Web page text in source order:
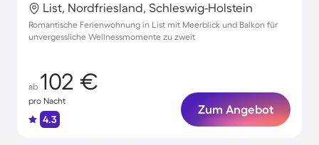
List, Nordfriesland, Schleswig-Holstein
Romantische Ferienwohnung in List mit Meerblick und Balkon für
unvergessliche Wellnessmomente zu zweit
ab 102 €
pro Nacht
4.3
Zum Angebot